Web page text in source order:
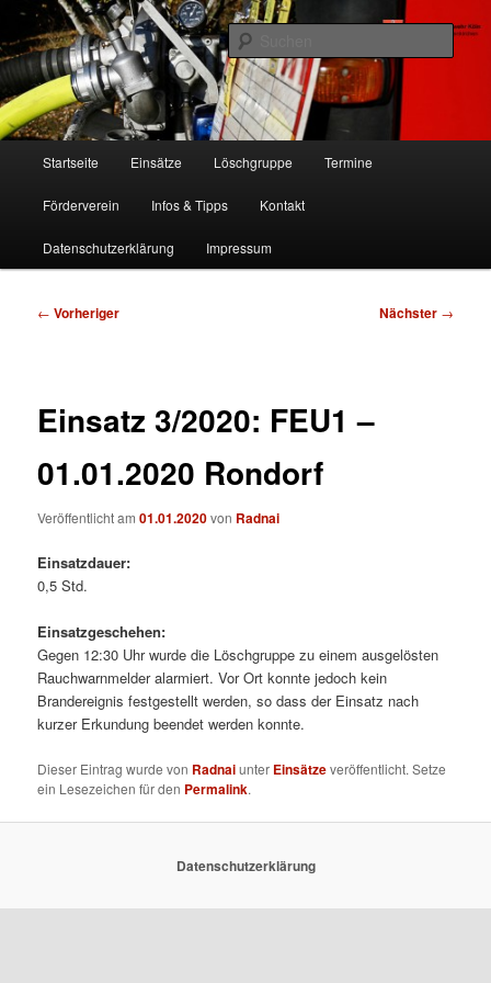
Zum
primären
Inhalt
springenFF Köln, LG RD
Freiwillige Feuerwehr Köln, Löschgruppe Rodenkirchen
Startseite Einsätze Löschgruppe Termine
Förderverein Infos & Tipps Kontakt
Datenschutzerklärung Impressum
Beitragsnavigation
← Vorheriger Nächster →
Einsatz 3/2020: FEU1 –
01.01.2020 Rondorf
Veröffentlicht am01.01.2020von Radnai
Einsatzdauer:
0,5 Std.
Einsatzgeschehen:
Gegen 12:30 Uhr wurde die Löschgruppe zu einem ausgelösten
Rauchwarnmelder alarmiert. Vor Ort konnte jedoch kein
Brandereignis festgestellt werden, so dass der Einsatz nach
kurzer Erkundung beendet werden konnte.
Dieser Eintrag wurde von Radnaiunter Einsätzeveröffentlicht. Setze
ein Lesezeichen für den Permalink.
Datenschutzerklärung